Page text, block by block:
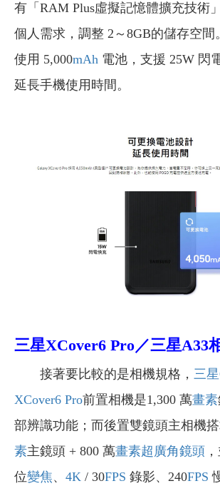
有「RAM Plus虛擬記憶體擴充技術
個人需求，調整 2～8GB的儲存空間
使用 5,000mAh 電池，支援 25W 閃
延長手機使用時間。
三星XCover6 Pro／三星A33
接著要比較的是相機規格， 三
XCover6 Pro前置相機是1,300 萬畫素
部辨識功能；而後置雙鏡頭主相機
素主鏡頭 + 800 萬畫素超廣角鏡頭
位變焦、 4K / 30FPS 錄影、240FPS